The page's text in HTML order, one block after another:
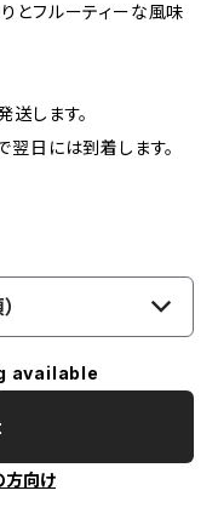
とフルーティーな風味
します。
翌日には到着します。
available
方向け